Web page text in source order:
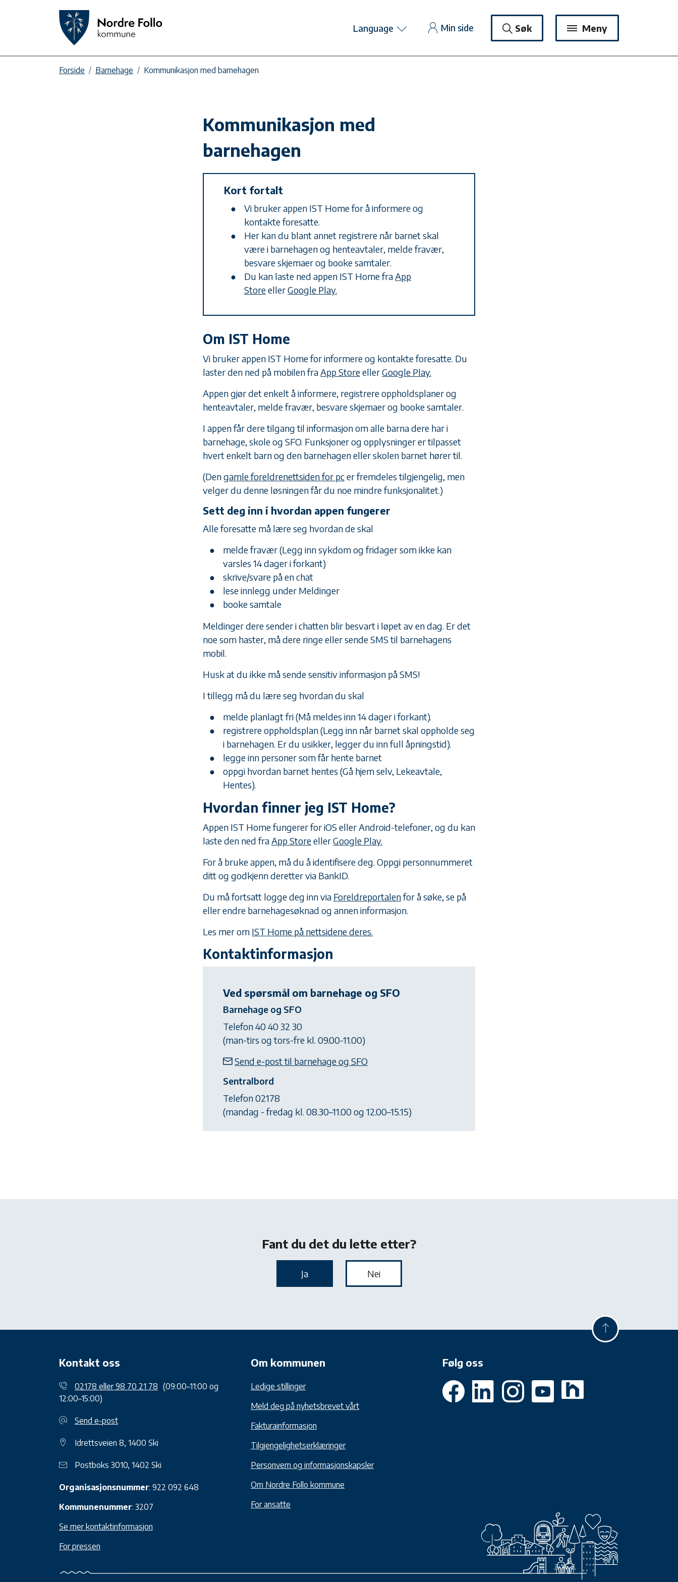
Language Min side Søk Meny
Forside Barnehage Kommunikasjon med barnehagen
Kommunikasjon med
barnehagen
Kort fortalt
Vi bruker appen IST Home for å informere og
kontakte foresatte.
Her kan du blant annet registrere når barnet skal
være i barnehagen og henteavtaler, melde fravær,
besvare skjemaer og booke samtaler.
Du kan laste ned appen IST Home fraApp
StoreellerGoogle Play.
Om IST Home
Vi bruker appen IST Home for informere og kontakte foresatte. Du
laster den ned på mobilen fraApp StoreellerGoogle Play.
Appen gjør det enkelt å informere, registrere oppholdsplaner og
henteavtaler, melde fravær, besvare skjemaer og booke samtaler.
I appen får dere tilgang til informasjon om alle barna dere har i
barnehage, skole og SFO. Funksjoner og opplysninger er tilpasset
hvert enkelt barn og den barnehagen eller skolen barnet hører til.
(Dengamle foreldrenettsiden for pcer fremdeles tilgjengelig, men
velger du denne løsningen får du noe mindre funksjonalitet.)
Sett deg inn i hvordan appen fungerer
Alle foresatte må lære seg hvordan de skal
melde fravær (Legg inn sykdom og fridager som ikke kan
varsles 14 dager i forkant)
skrive/svare på en chat
lese innlegg under Meldinger
booke samtale
Meldinger dere sender i chatten blir besvart i løpet av en dag. Er det
noe som haster, må dere ringe eller sende SMS til barnehagens
mobil.
Husk at du ikke må sende sensitiv informasjon på SMS!
I tillegg må du lære seg hvordan du skal
melde planlagt fri (Må meldes inn 14 dager i forkant).
registrere oppholdsplan (Legg inn når barnet skal oppholde seg
i barnehagen. Er du usikker, legger du inn full åpningstid).
legge inn personer som får hente barnet
oppgi hvordan barnet hentes (Gå hjem selv, Lekeavtale,
Hentes).
Hvordan finner jeg IST Home?
Appen IST Home fungerer for iOS eller Android-telefoner, og du kan
laste den ned fraApp StoreellerGoogle Play.
For å bruke appen, må du å identifisere deg. Oppgi personnummeret
ditt og godkjenn deretter via BankID.
Du må fortsatt logge deg inn via Foreldreportalenfor å søke, se på
eller endre barnehagesøknad og annen informasjon.
Les mer om IST Home på nettsidene deres.
Kontaktinformasjon
Ved spørsmål om barnehage og SFO
Barnehage og SFO
Telefon 40 40 32 30
(man-tirs og tors-fre kl. 09.00-11.00)
Send e-post til barnehage og SFO
Sentralbord
Telefon 02178
(mandag - fredag kl. 08.30–11.00 og 12.00–15.15)
Kontakt oss
02178 eller 98 70 21 78 (09:00–11:00 og
12:00–15:00)
Send e-post
Idrettsveien 8, 1400 Ski
Postboks 3010, 1402 Ski
Organisasjonsnummer: 922 092 648
Kommunenummer: 3207
Se mer kontaktinformasjon
For pressen
Om kommunen
Ledige stillinger
Meld deg på nyhetsbrevet vårt
Fakturainformasjon
Tilgjengelighetserklæringer
Personvern og informasjonskapsler
Om Nordre Follo kommune
For ansatte
Følg oss